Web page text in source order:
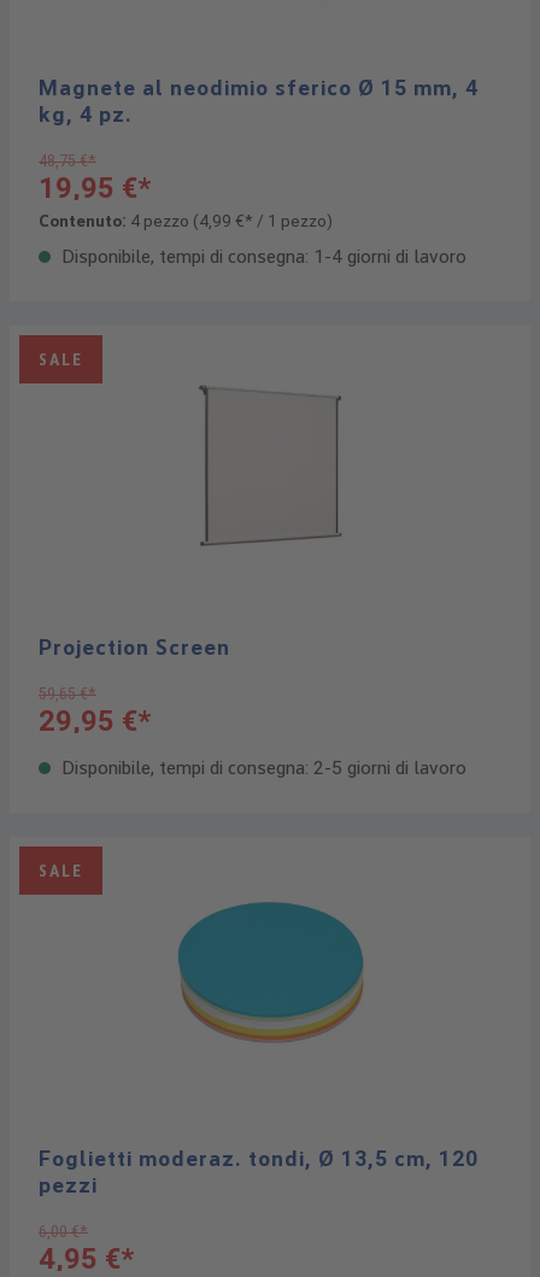
Magnete al neodimio sferico Ø 15 mm, 4
kg, 4 pz.
48,75 €*
19,95 €*
Contenuto: 4 pezzo (4,99 €* / 1 pezzo)
Disponibile, tempi di consegna: 1-4 giorni di lavoro
SALE
Projection Screen
59,65 €*
29,95 €*
Disponibile, tempi di consegna: 2-5 giorni di lavoro
SALE
Foglietti moderaz. tondi, Ø 13,5 cm, 120
pezzi
6,00 €*
4,95 €*